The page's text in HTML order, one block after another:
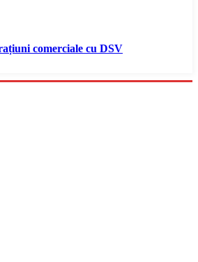
comerciale cu DSV